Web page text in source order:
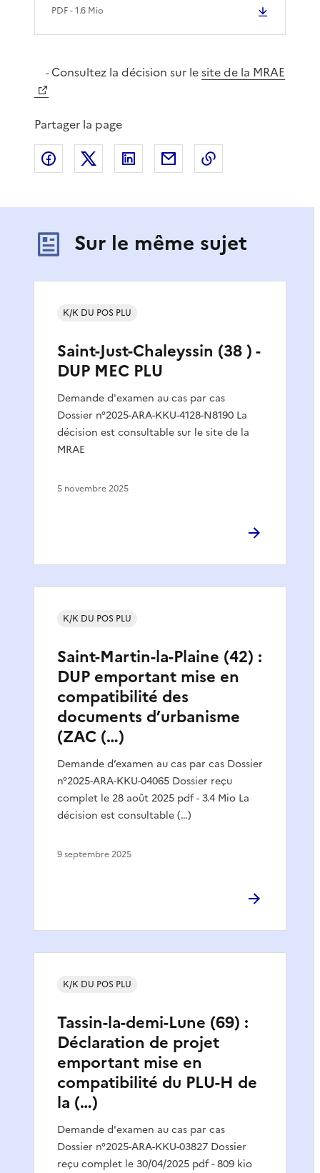
PDF- 1.6 Mio
-Consultez la décision sur lesite de la MRAE
Partager la page
Partager sur Facebook
Partager sur XPartager sur LinkedIn
Partager par email
Sur le même sujet
Saint-Just-Chaleyssin (38 ) -
DUP MEC PLU
Demande d'examen au cas par cas
Dossier n°2025-ARA-KKU-4128-N8190 La
décision est consultable sur le site de la
MRAE
K/K DU POS PLU
5 novembre 2025
Saint-Martin-la-Plaine (42) :
DUP emportant mise en
compatibilité des
documents d’urbanisme
(ZAC (…)
Demande d’examen au cas par cas Dossier
n°2025-ARA-KKU-04065 Dossier reçu
complet le 28 août 2025 pdf - 3.4 Mio La
décision est consultable (…)
K/K DU POS PLU
9 septembre 2025
Tassin-la-demi-Lune (69) :
Déclaration de projet
emportant mise en
compatibilité du PLU-H de
la (…)
Demande d'examen au cas par cas
Dossier n°2025-ARA-KKU-03827 Dossier
reçu complet le 30/04/2025 pdf - 809 kio
K/K DU POS PLU